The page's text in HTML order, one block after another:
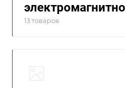
13 товаров